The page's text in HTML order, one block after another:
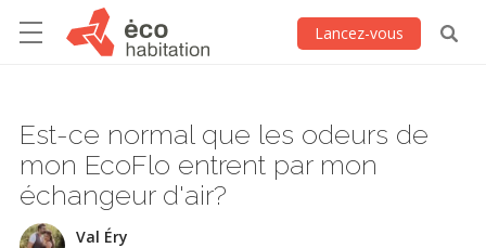
Lancez-vous
Est-ce normal que les odeurs de
mon EcoFlo entrent par mon
échangeur d'air?
Val Éry